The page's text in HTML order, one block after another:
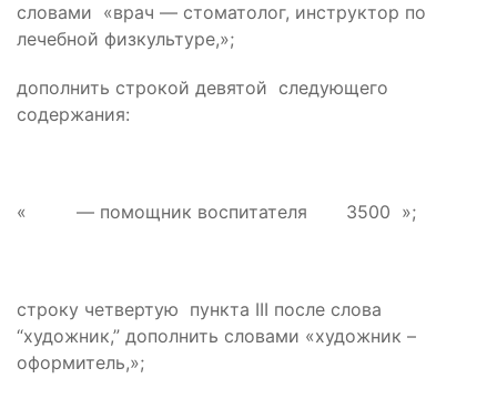
словами «врач — стоматолог, инструктор по
лечебной физкультуре,»;
дополнить строкой девятой следующего
содержания:
« — помощник воспитателя 3500 »;
строку четвертую пункта III после слова
“художник,” дополнить словами «художник –
оформитель,»;